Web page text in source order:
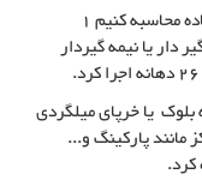
حداقل ضخامت سقف اگر تکیه گاه تیرچه را ساده محاسبه کنیم 1
گیر دار یا نیمه گیردار
یا خرپای میلگردی
مانند پارکینگ و...
کرد.